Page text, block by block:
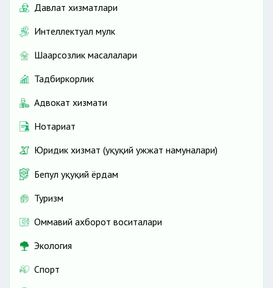
Давлат хизматлари
Интеллектуал мулк
Шаҳарсозлик масалалари
Тадбиркорлик
Адвокат хизмати
Нотариат
Юридик хизмат (ҳуқуқий ҳужжат намуналари)
Бепул ҳуқуқий ёрдам
Туризм
Оммавий ахборот воситалари
Экология
Спорт